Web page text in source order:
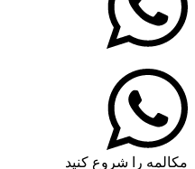
مکالمه را شروع کنید